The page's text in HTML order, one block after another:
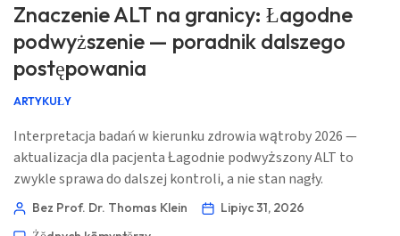
Znaczenie ALT na granicy: Łagodne
podwyższenie — poradnik dalszego
postępowania
ARTYKUŁY
Interpretacja badań w kierunku zdrowia wątroby 2026 —
aktualizacja dla pacjenta Łagodnie podwyższony ALT to
zwykle sprawa do dalszej kontroli, a nie stan nagły.
Przydatne pytanie brzmi, czy wynik jest przejściowy,
Bez Prof. Dr. Thomas Klein
Lipiyc 31, 2026